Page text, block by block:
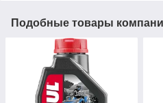
Подобные товары